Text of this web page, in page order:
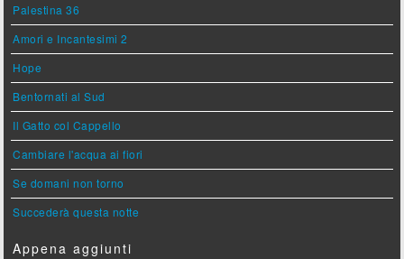
Palestina 36
Amori e Incantesimi 2
Hope
Bentornati al Sud
Il Gatto col Cappello
Cambiare l'acqua ai fiori
Se domani non torno
Succederà questa notte
Appena aggiunti